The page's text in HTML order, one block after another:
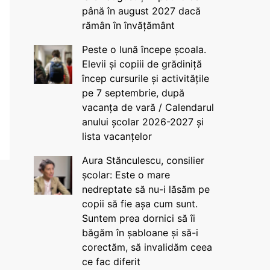
până în august 2027 dacă
rămân în învățământ
Peste o lună începe școala.
Elevii și copiii de grădiniță
încep cursurile și activitățile
pe 7 septembrie, după
vacanța de vară / Calendarul
anului școlar 2026-2027 și
lista vacanțelor
Aura Stănculescu, consilier
școlar: Este o mare
nedreptate să nu-i lăsăm pe
copii să fie așa cum sunt.
Suntem prea dornici să îi
băgăm în șabloane și să-i
corectăm, să invalidăm ceea
ce fac diferit